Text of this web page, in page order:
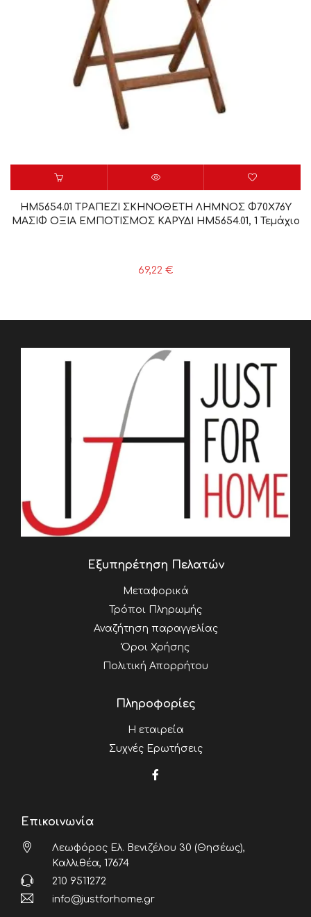
HM5654.01 ΤΡΑΠΕΖΙ ΣΚΗΝΟΘΕΤH ΛΗΜΝΟΣ Φ70Χ76Υ
ΜΑΣΙΦ ΟΞΙΑ ΕΜΠOΤΙΣΜΟΣ ΚΑΡΥΔΙ HM5654.01, 1 Τεμάχιο
69,22 €
Εξυπηρέτηση Πελατών
Μεταφορικά
Τρόποι Πληρωμής
Αναζήτηση παραγγελίας
Όροι Χρήσης
Πολιτική Απορρήτου
Πληροφορίες
Η εταιρεία
Συχνές Ερωτήσεις
Επικοινωνία
Λεωφόρος Ελ. Βενιζέλου 30 (Θησέως),
Καλλιθέα, 17674
210 9511272
info@justforhome.gr